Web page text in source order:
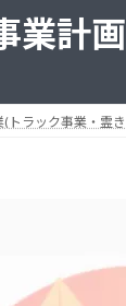
業計
トラック事業・霊